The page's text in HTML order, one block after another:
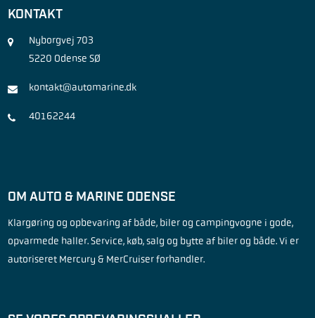
KONTAKT
Nyborgvej 703
5220 Odense SØ
kontakt@automarine.dk
40162244
OM AUTO & MARINE ODENSE
Klargøring og opbevaring af både, biler og campingvogne i gode,
opvarmede haller. Service, køb, salg og bytte af biler og både. Vi er
autoriseret Mercury & MerCruiser forhandler.